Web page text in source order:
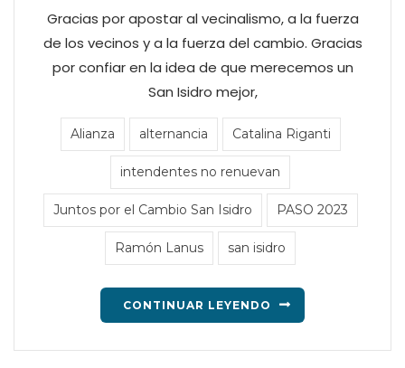
Gracias por apostar al vecinalismo, a la fuerza
de los vecinos y a la fuerza del cambio. Gracias
por confiar en la idea de que merecemos un
San Isidro mejor,
Alianza alternancia Catalina Riganti
intendentes no renuevan
Juntos por el Cambio San Isidro PASO 2023
Ramón Lanus san isidro
CONTINUAR LEYENDO